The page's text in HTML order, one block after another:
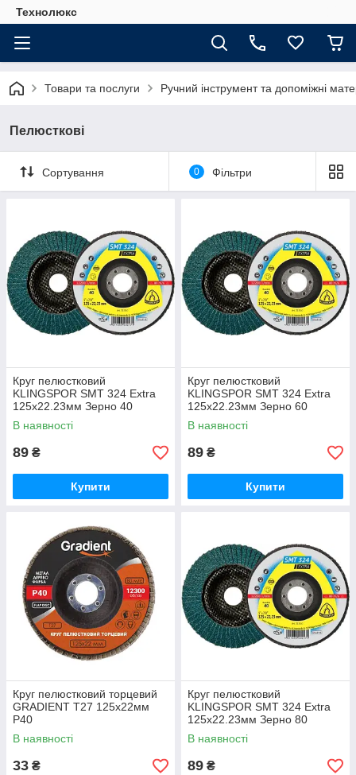
Технолюкс
Товари та послуги Ручний інструмент та допоміжні
Пелюсткові
Сортування 0 Фільтри
Круг пелюстковий
KLINGSPOR SMT 324 Extra
125х22.23мм Зерно 40
В наявності
89 ₴
Купити
Круг пелюстковий
KLINGSPOR SMT 324 Extra
125х22.23мм Зерно 60
В наявності
89 ₴
Купити
Круг пелюстковий торцевий
GRADIENT Т27 125x22мм
Р40
В наявності
33 ₴
Круг пелюстковий
KLINGSPOR SMT 324 Extra
125х22.23мм Зерно 80
В наявності
89 ₴